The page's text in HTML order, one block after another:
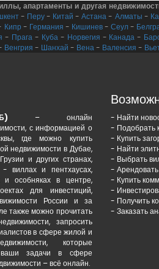
апартаменты и другая
- Перу- Китай -Астана- Алматы -
Кипр - Германия - Кишинев-Сеул-
- Прага- Куба- Норвегия - Канада -
Венгрия - Шанхай - Вена- Валенсия -
– онлайн
с информацией о
где можно купить
недвижимости в Дубае,
и других странах,
- виллах и пентхаусах,
и особняках в центре,
для инвестиций,
России и за
также можно прочитать
запросить
в сфере жилой и
которые
задачи в сфере
– всё онлайн.
- Найти
- Подобрать
- Купить
- Найти
- Выбрать
-
- Купить
-
- Получить
- Заказать